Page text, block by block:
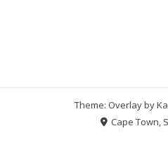
Theme: Overlay by
Cape Town,